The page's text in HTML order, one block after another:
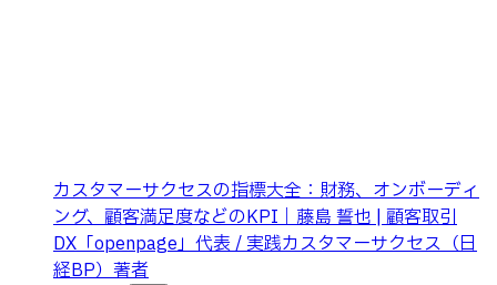
カスタマーサクセスの指標大全：財務、オンボーディ
ング、顧客満足度などのKPI｜藤島 誓也 | 顧客取引
DX「openpage」代表 / 実践カスタマーサクセス（日
経BP）著者